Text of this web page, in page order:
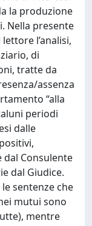
la produzione
Nella presente
l’analisi,
di
tratte da
assenza
“alla
periodi
dalle
Consulente
dal Giudice.
sentenze che
mutui sono
mentre